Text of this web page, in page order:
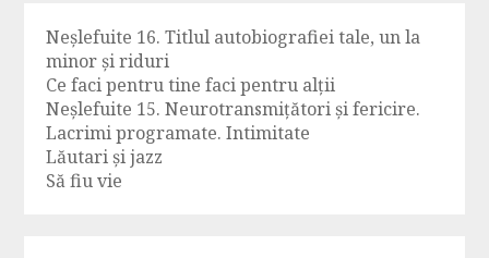
Neșlefuite 16. Titlul autobiografiei tale, un la
minor și riduri
Ce faci pentru tine faci pentru alții
Neșlefuite 15. Neurotransmițători și fericire.
Lacrimi programate. Intimitate
Lăutari și jazz
Să fiu vie